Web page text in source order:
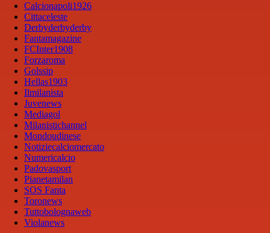
Calcionapoli1926
Cittaceleste
Derbyderbyderby
Fantamagazine
FCInter1908
Forzaroma
Golssip
Hellas1903
Ilmilanista
Juvenews
Mediagol
Milanistichannel
Mondoudinese
Notiziecalciomercato
Numericalcio
Padovasport
Pianetamilan
SOS Fanta
Toronews
Tuttobolognaweb
Violanews